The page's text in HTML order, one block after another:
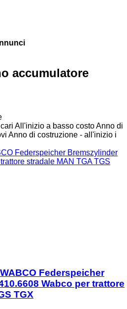
accumulatore
All'inizio a basso costoAnno di
Anno di costruzione - all'inizio i
Federspeicher
Wabco per trattore
TGX